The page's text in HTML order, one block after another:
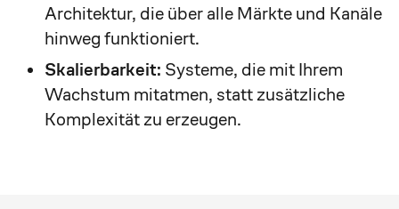
Architektur, die über alle Märkte und Kanäle
hinweg funktioniert.
Skalierbarkeit: Systeme, die mit Ihrem
Wachstum mitatmen, statt zusätzliche
Komplexität zu erzeugen.